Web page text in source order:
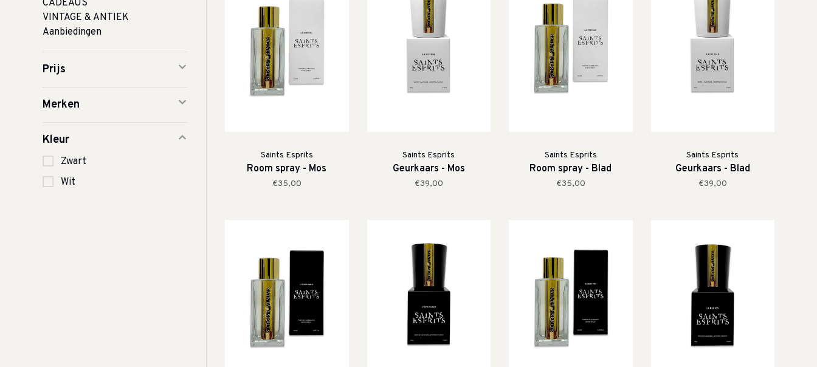
CADEAUS
VINTAGE & ANTIEK
Aanbiedingen
Prijs
Merken
Kleur
Zwart
Wit
Saints Esprits
Room spray - Mos
€35,00
Saints Esprits
Geurkaars - Mos
€39,00
Saints Esprits
Room spray - Blad
€35,00
Saints Esprits
Geurkaars - Blad
€39,00